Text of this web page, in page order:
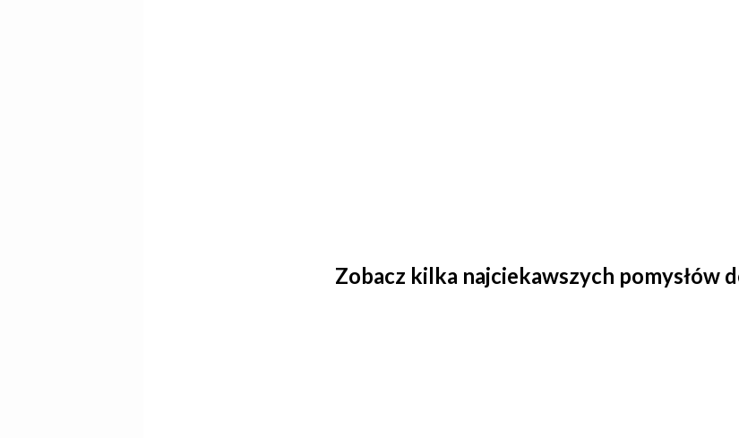
Zobacz kilka najciekawszych pomysłów